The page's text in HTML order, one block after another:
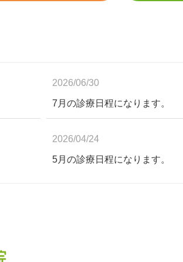
2026/06/30
7月の診療日程になります。
2026/04/24
5月の診療日程になります。